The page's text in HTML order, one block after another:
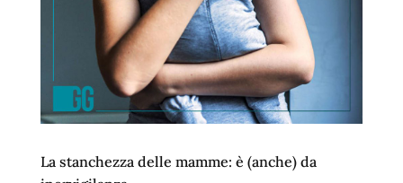
La stanchezza delle mamme: è (anche) da